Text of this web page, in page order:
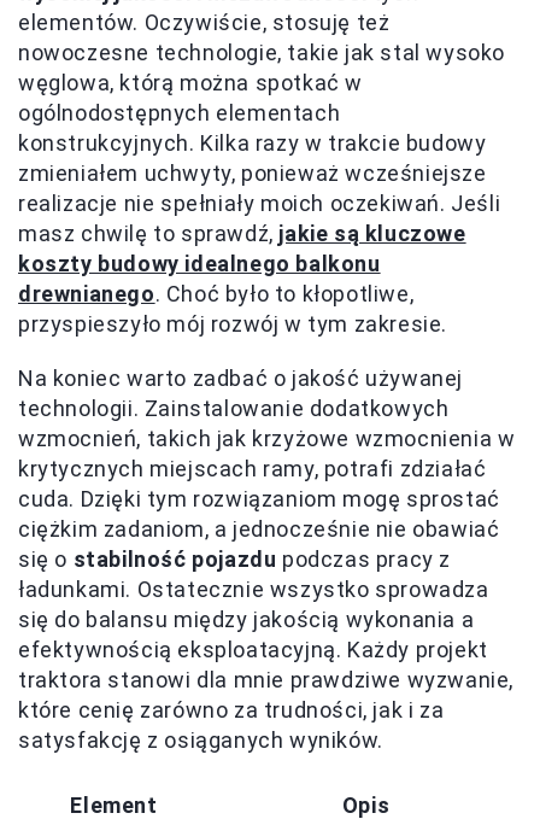
elementów. Oczywiście, stosuję też
nowoczesne technologie, takie jak stal wysoko
węglowa, którą można spotkać w
ogólnodostępnych elementach
konstrukcyjnych. Kilka razy w trakcie budowy
zmieniałem uchwyty, ponieważ wcześniejsze
realizacje nie spełniały moich oczekiwań. Jeśli
masz chwilę to sprawdź, jakie są kluczowe
koszty budowy idealnego balkonu
drewnianego. Choć było to kłopotliwe,
przyspieszyło mój rozwój w tym zakresie.
Na koniec warto zadbać o jakość używanej
technologii. Zainstalowanie dodatkowych
wzmocnień, takich jak krzyżowe wzmocnienia w
krytycznych miejscach ramy, potrafi zdziałać
cuda. Dzięki tym rozwiązaniom mogę sprostać
ciężkim zadaniom, a jednocześnie nie obawiać
się o stabilność pojazdu podczas pracy z
ładunkami. Ostatecznie wszystko sprowadza
się do balansu między jakością wykonania a
efektywnością eksploatacyjną. Każdy projekt
traktora stanowi dla mnie prawdziwe wyzwanie,
które cenię zarówno za trudności, jak i za
satysfakcję z osiąganych wyników.
Element Opis